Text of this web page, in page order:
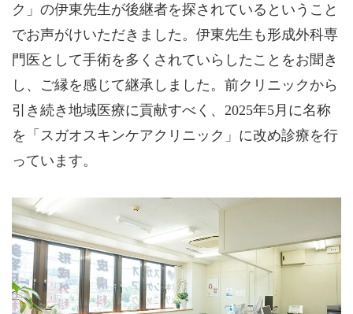
ク」の伊東先生が後継者を探されているということ
でお声がけいただきました。伊東先生も形成外科専
門医として手術を多くされていらしたことをお聞き
し、ご縁を感じて継承しました。前クリニックから
引き続き地域医療に貢献すべく、2025年5月に名称
を「スガオスキンケアクリニック」に改め診療を行
っています。